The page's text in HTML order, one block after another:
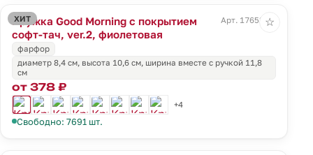
ХИТ
Кружка Good Morning с покрытием
софт-тач, ver.2, фиолетовая
Арт. 17653.57
фарфор
диаметр 8,4 см, высота 10,6 см, ширина вместе с ручкой 11,8
см
от 378 ₽
+4
Свободно: 7691 шт.
☆